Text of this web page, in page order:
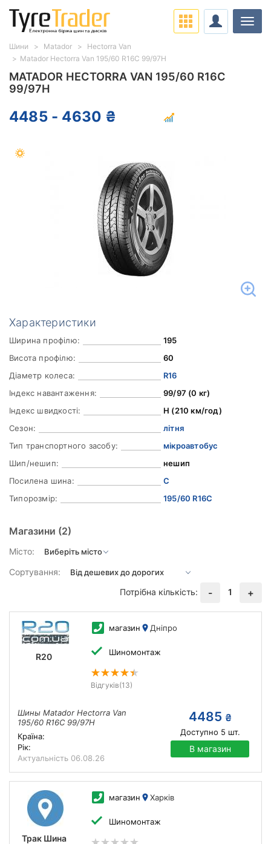
MATADOR HECTORRA VAN 195/60 R16C
99/97H
4485 - 4630 ₴
Характеристики
Ширина профілю:
195
Висота профілю:
60
Діаметр колеса:
R16
Індекс навантаження:
99/97 (0 кг)
Індекс швидкості:
H (210 км/год)
Сезон:
літня
Тип транспортного засобу:
мікроавтобус
Шип/нешип:
нешип
Посилена шина:
C
Типорозмір:
195/60 R16C
Магазини (2)
Місто:
Сортування:
Потрібна кількість:
- 1 +
R20
магазин Дніпро
Шиномонтаж
Відгуків(13)
Шины Matador Hectorra Van
195/60 R16C 99/97H
Країна:
Рік:
Актуальність 06.08.26
4485 ₴
Доступно 5 шт.
В магазин
Трак Шина
магазин Харків
Шиномонтаж
Шини Matador
Hectorra Van
Matador Hectorra Van 195/60 R16C 99/97H